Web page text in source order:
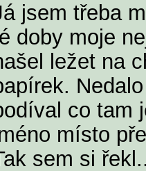
jsem třeba
doby moje
ležet na
co tam
místo
sem si